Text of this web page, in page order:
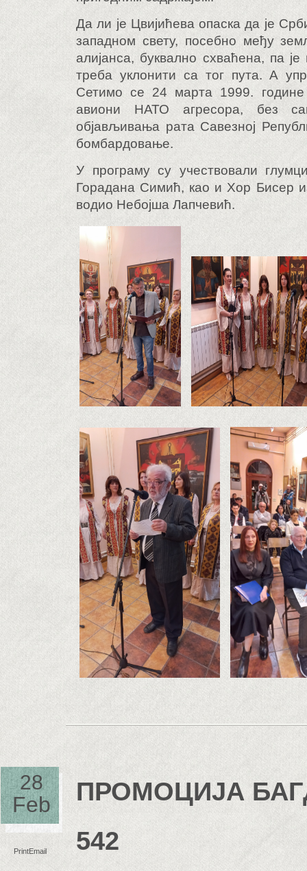
Да ли је Цвијићева опаска да је
западном свету, посебно међу
алијанса, буквално схваћена, па је
треба уклонити са тог пута. А
Сетимо се 24 марта 1999.
авиони НАТО агресора, без
објављивања рата Савезној
бомбардовање.
У програму су учествовали
Горадана Симић, као и Хор Бисер
водио Небојша Лапчевић.
28
Feb
PrintEmail
ПРОМОЦИЈА
542